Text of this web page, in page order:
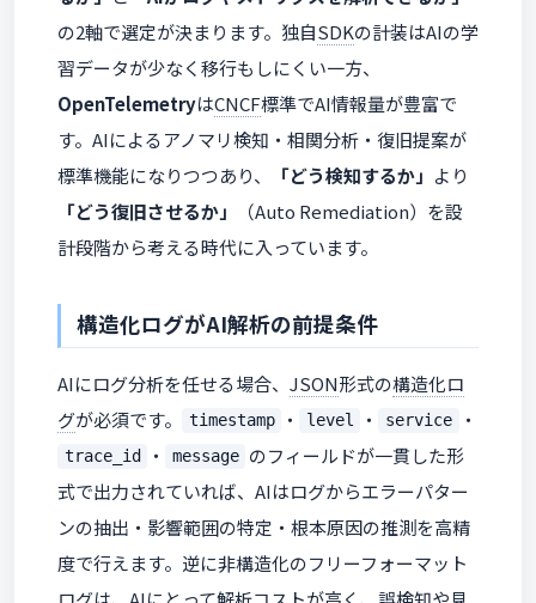
の2軸で選定が決まります。独自SDKの計装はAIの学
習データが少なく移行もしにくい一方、
OpenTelemetryはCNCF標準でAI情報量が豊富で
す。AIによるアノマリ検知・相関分析・復旧提案が
標準機能になりつつあり、
「どう検知するか」 より
「どう復旧させるか」
（Auto Remediation）を設
計段階から考える時代に入っています。
構造化ログがAI解析の前提条件
AIにログ分析を任せる場合、 JSON形式の構造化ロ
グが必須です。 timestamp ・ level ・ service ・
trace_id ・ message のフィールドが一貫した形
式で出力されていれば、AIはログからエラーパター
ンの抽出・影響範囲の特定・根本原因の推測を高精
度で行えます。逆に非構造化のフリーフォーマット